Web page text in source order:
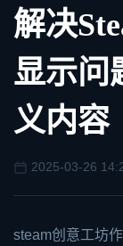
解决
显示问
义内容
2025-03-26
steam创意工坊